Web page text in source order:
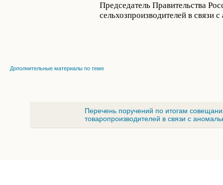
Председатель Правительства
сельхозпроизводителей в
Дополнительные материалы по теме
Перечень поручений по итогам
товаропроизводителей в связи с